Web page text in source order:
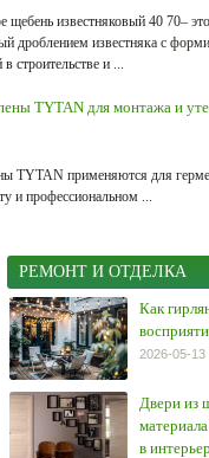
щебень известняковый 40 70–
дроблением известняка с
строительстве и ...
TYTAN для монтажа и
TYTAN применяются для
и профессиональном ...
РЕМОНТ И ОТДЕЛКА
Как
2026-05-13
Двери из
в